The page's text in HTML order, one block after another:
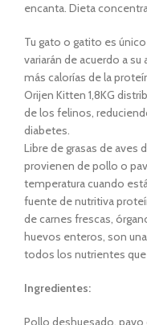
encanta. Dieta
Tu gato o gatito es
variarán de acuerdo a
más calorías de la
Orijen Kitten 1,8KG
de los felinos,
diabetes.
Libre de grasas de aves
provienen de pollo o
temperatura cuando
fuente de nutritiva
de carnes frescas,
huevos enteros, son
todos los nutrientes
Ingredientes:
Pollo deshuesado, pavo